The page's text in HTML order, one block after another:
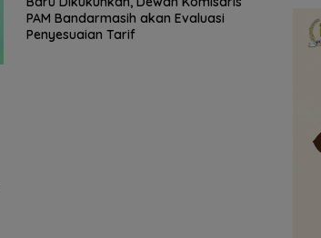
PAM Bandarmasih akan Evaluasi
Penyesuaian Tarif